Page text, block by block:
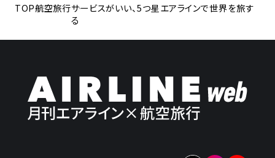
TOP航空旅行サービスがいい、5つ星エアラインで世界を旅す
る